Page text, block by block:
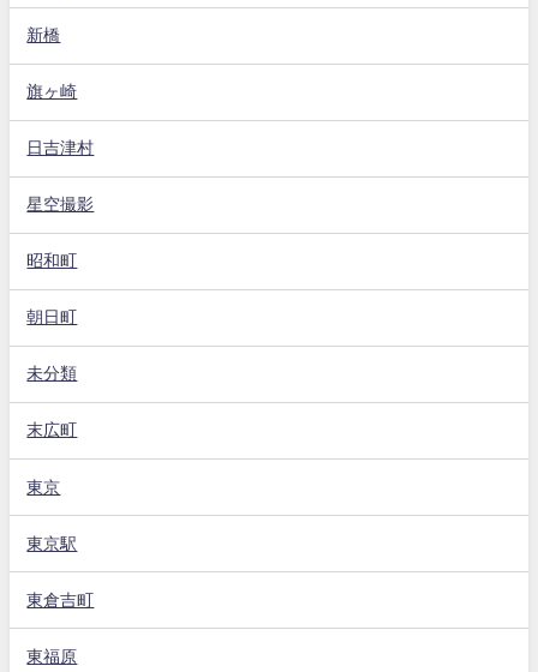
新橋
旗ヶ崎
日吉津村
星空撮影
昭和町
朝日町
未分類
末広町
東京
東京駅
東倉吉町
東福原